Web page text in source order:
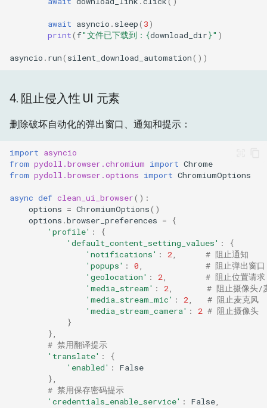
await asyncio . sleep( 3)
print(f"文件已下载到： {download_dir}" )
asyncio . run( silent_download_automation())
4. 阻止侵入性 UI 元素
删除破坏自动化的弹出窗口、通知和提示：
import asyncio
from pydoll.browser.chromium import Chrome
from pydoll.browser.options import ChromiumOptions
async def clean_ui_browser():
options = ChromiumOptions()
options .browser_preferences =
{
'profile' :
{
'default_content_setting_values' :
{
'notifications' : 2,
# 阻止通知
'popups' : 0,
# 阻止弹出窗口
'geolocation' : 2,
# 阻止位置请求
'media_stream' : 2,
# 阻止摄像头/
'media_stream_mic' : 2,
# 阻止麦克风
'media_stream_camera' : 2 # 阻止摄像头
}
},
# 禁用翻译提示
'translate' :
{
'enabled' :
False
},
# 禁用保存密码提示
'credentials_enable_service' : False,